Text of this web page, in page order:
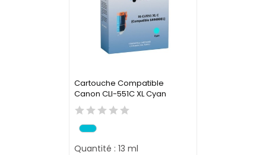
Cartouche Compatible
Canon CLI-551C XL Cyan
Quantité : 13 ml